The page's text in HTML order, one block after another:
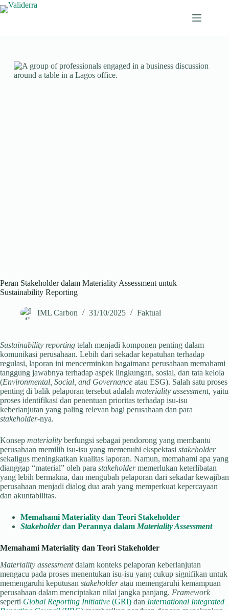
Peran Stakeholder dalam Materiality Assessment untuk
Sustainability Reporting
IML Carbon 31/10/2025 Faktual
Sustainability reporting telah menjadi komponen penting dalam
komunikasi perusahaan. Lebih dari sekadar kepatuhan terhadap
regulasi, laporan ini mencerminkan bagaimana perusahaan memahami
tanggung jawabnya terhadap aspek lingkungan, sosial, dan tata kelola
(Environmental, Social, and Governance atau ESG). Salah satu proses
penting di balik pelaporan tersebut adalah materiality assessment, yaitu
proses identifikasi dan penentuan prioritas terhadap isu-isu
keberlanjutan yang paling relevan bagi perusahaan dan para
stakeholder-nya.
Konsep materiality berfungsi sebagai pendorong yang membantu
perusahaan memilih isu-isu yang memenuhi ekspektasi stakeholder
sekaligus meningkatkan kualitas laporan. Namun, memahami apa yang
dianggap “material” oleh para stakeholdermemerlukan keterlibatan
yang lebih bermakna, dan mengubah pelaporan dari sekadar kewajiban
perusahaan menjadi dialog dua arah yang memperkuat kepercayaan
dan akuntabilitas.
Memahami Materiality dan Teori Stakeholder
Stakeholderdan Perannya dalam Materiality Assessment
Memahami Materiality dan Teori Stakeholder
Materiality assessmentdalam konteks pelaporan keberlanjutan
mengacu pada proses menentukan isu-isu yang cukup signifikan untuk
memengaruhi keputusan stakeholderatau memengaruhi kemampuan
perusahaan dalam menciptakan nilai jangka panjang. Framework
seperti Global Reporting Initiative (GRI) dan International Integrated